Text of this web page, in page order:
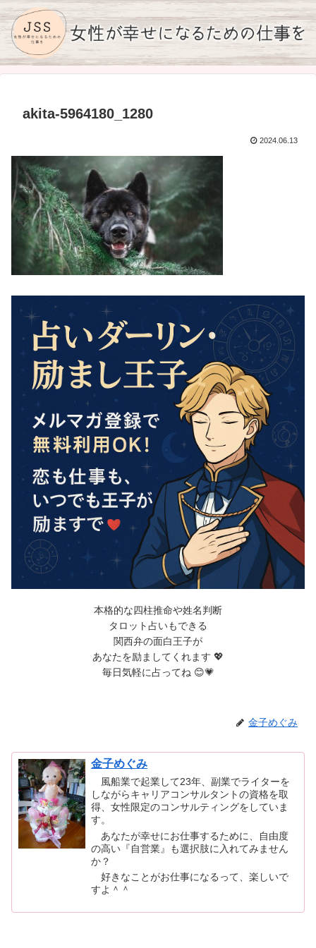
akita-5964180_1280
2024.06.13
本格的な四柱推命や姓名判断
タロット占いもできる
関西弁の面白王子が
あなたを励ましてくれます 💖
毎日気軽に占ってね 😊💗
金子めぐみ
金子めぐみ
風船業で起業して23年、副業でライターを
しながらキャリアコンサルタントの資格を取
得、女性限定のコンサルティングをしていま
す。
あなたが幸せにお仕事するために、自由度
の高い『自営業』も選択肢に入れてみません
か？
好きなことがお仕事になるって、楽しいで
すよ＾＾